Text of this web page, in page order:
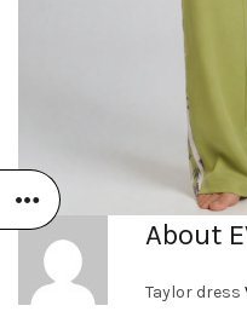
About
Taylor dress